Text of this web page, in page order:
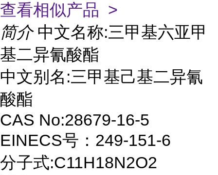
查看相似产品 >
简介 中文名称:三甲基六亚甲
基二异氰酸酯
中文别名:三甲基己基二异氰
酸酯
CAS No:28679-16-5
EINECS号：249-151-6
分子式:C11H18N2O2